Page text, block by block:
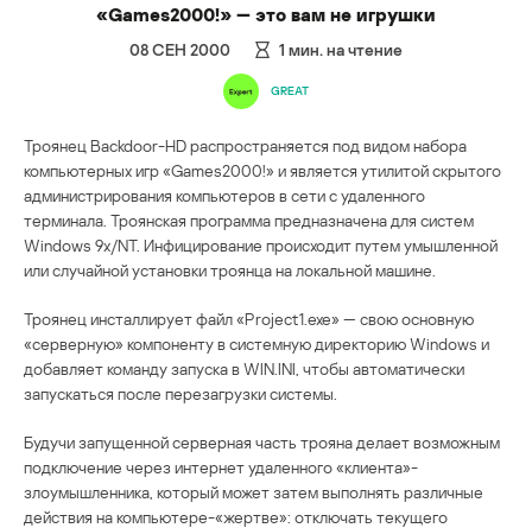
«Games2000!» — это вам не игрушки
08 СЕН 2000 1 мин. на чтение
GREAT
Троянец Backdoor-HD распространяется под видом набора
компьютерных игр «Games2000!» и является утилитой скрытого
администрирования компьютеров в сети с удаленного
терминала. Троянская программа предназначена для систем
Windows 9x/NT. Инфицирование происходит путем умышленной
или случайной установки троянца на локальной машине.
Троянец инсталлирует файл «Project1.exe» — свою основную
«серверную» компоненту в системную директорию Windows и
добавляет команду запуска в WIN.INI, чтобы автоматически
запускаться после перезагрузки системы.
Будучи запущенной серверная часть трояна делает возможным
подключение через интернет удаленного «клиента»-
злоумышленника, который может затем выполнять различные
действия на компьютере-«жертве»: отключать текущего